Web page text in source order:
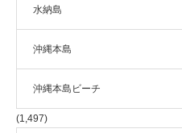
水納島
沖縄本島
沖縄本島ビーチ
(1,497)